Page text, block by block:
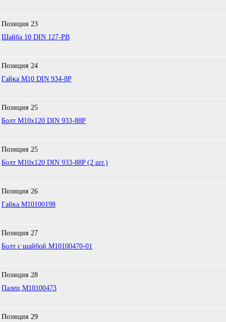
Позиция 23
Шайба 10 DIN 127-PB
Позиция 24
Гайка М10 DIN 934-8Р
Позиция 25
Болт М10х120 DIN 933-88P
Позиция 25
Болт M10x120 DIN 933-88P (2 шт.)
Позиция 26
Гайка M10100198
Позиция 27
Болт с шайбой M10100470-01
Позиция 28
Палец M10100473
Позиция 29